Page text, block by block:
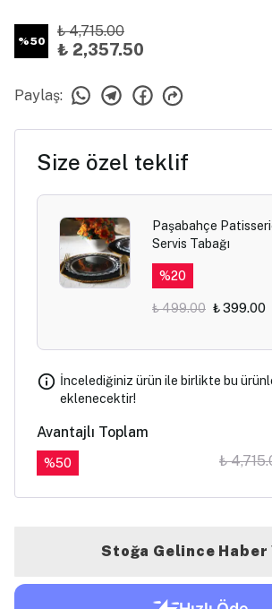
%50
₺ 4,715.00
₺ 2,357.50
Paylaş:
Size özel teklif
Paşabahçe
Servis Tabağı
%20
₺ 499.00 ₺ 399.00
İncelediğiniz ürün ile birlikte bu
eklenecektir!
Avantajlı Toplam
%50 ₺
Stoğa Gelince Haber